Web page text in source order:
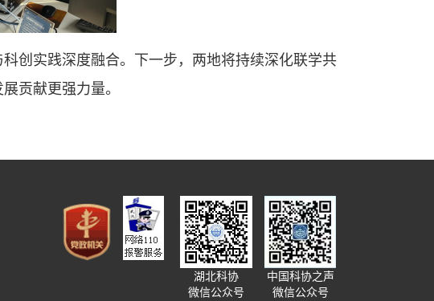
创实践深度融合。下一步，两地将持续深化联学共
贡献更强力量。
湖北科协
微信公众号
中国科协之声
微信公众号